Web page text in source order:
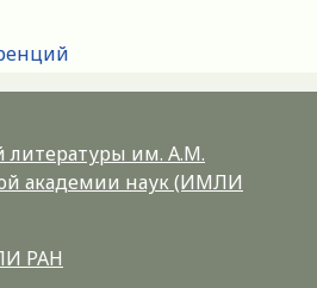
литературы им. А.М.
академии наук (ИМЛИ
РАН